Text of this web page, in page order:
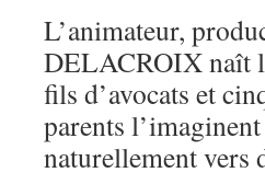
L’animateur,
DELACROIX naît
fils d’avocats et
parents
naturellement vers